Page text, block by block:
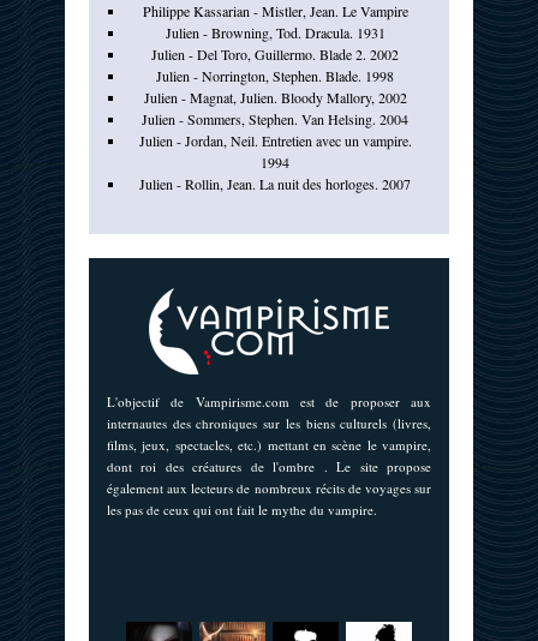
Philippe Kassarian - Mistler, Jean. Le Vampire
Julien - Browning, Tod. Dracula. 1931
Julien - Del Toro, Guillermo. Blade 2. 2002
Julien - Norrington, Stephen. Blade. 1998
Julien - Magnat, Julien. Bloody Mallory, 2002
Julien - Sommers, Stephen. Van Helsing. 2004
Julien - Jordan, Neil. Entretien avec un vampire.
1994
Julien - Rollin, Jean. La nuit des horloges. 2007
L'objectif de Vampirisme.com est de proposer aux
internautes des chroniques sur les biens culturels (livres,
films, jeux, spectacles, etc.) mettant en scène le vampire,
dont roi des créatures de l'ombre . Le site propose
également aux lecteurs de nombreux récits de voyages sur
les pas de ceux qui ont fait le mythe du vampire.